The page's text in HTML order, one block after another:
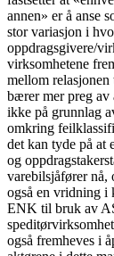
annen» er å anse
stor variasjon i
oppdragsgivere/
virksomhetene
mellom
bærer mer preg
ikke på grunnlag
omkring
det kan tyde på at
og
varebilsjåfører nå,
også en vridning i
ENK til bruk av
også fremheves i